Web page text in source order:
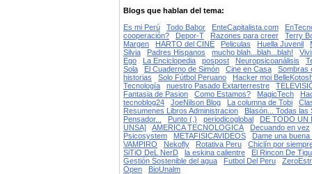
Blogs que hablan del tema:
Es mi Perú
Todo Babor EnteCapitalista.com
cooperación?
Depor-T Razones para creer
Terry
Margen
HARTO del CINE Peliculas Huella Juvenil
Silvia
Padres Hispanos mucho blah...blah...blah!
Ego
La Enciclopedia pospost Neuropsicoanálisis
Sola
El Cuaderno de Simón Cine en Casa
Sombras
historias
Solo Fútbol Peruano
Hacker moi
Tecnología
nuestro Pasado Extarterrestre
Fantasia de Pasion
Como Estamos? MagicTech
tecnoblog24
JoeNilson Blog La columna de Tobi
Resumenes Libros Administracion
Blasón... Todas las
Pensador...
Punto (.) periodicoglobal
DE TODO UN
UNSA]
AMERICA TECNOLOGICA
Decuando en vez
Psicosystem
METAFISICAVIDEOS
Dame una buena
VAMPIRO
Nekofly Rotativa Peru
Chiclín por
SiTiO DeL NerD
la eskina calientre
El Rincon De
Gestión Sostenible del agua
Futbol Del Peru
Open
BioUnalm